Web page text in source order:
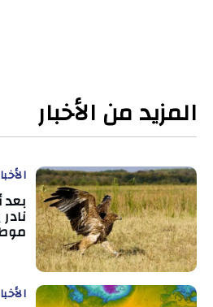
المزيد من الأخبار